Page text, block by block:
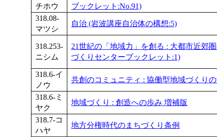
チホウ
ブックレット:No.91)
318.08-
マツシ
自治 (岩波講座自治体の構想:5)
318.253-
ニシム
21世紀の「地域力」を創る : 大都市近郊
づくりセンターブックレット:1)
318.6-イ
ノウ
共創のコミュニティ : 協働型地域づくり
318.6-ミ
ヤク
地域づくり : 創造への歩み 増補版
318.7-コ
ハヤ
地方分権時代のまちづくり条例